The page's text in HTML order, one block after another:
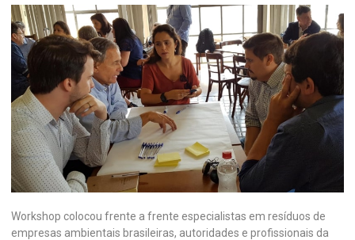
Workshop colocou frente a frente especialistas em resíduos de
empresas ambientais brasileiras, autoridades e profissionais da